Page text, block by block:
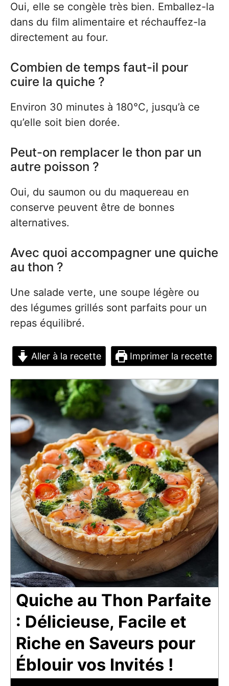
Oui, elle se congèle très bien. Emballez-la
dans du film alimentaire et réchauffez-la
directement au four.
Combien de temps faut-il pour
cuire la quiche ?
Environ 30 minutes à 180°C, jusqu’à ce
qu’elle soit bien dorée.
Peut-on remplacer le thon par un
autre poisson ?
Oui, du saumon ou du maquereau en
conserve peuvent être de bonnes
alternatives.
Avec quoi accompagner une quiche
au thon ?
Une salade verte, une soupe légère ou
des légumes grillés sont parfaits pour un
repas équilibré.
Aller à la recette Imprimer la recette
Quiche au Thon Parfaite
: Délicieuse, Facile et
Riche en Saveurs pour
Éblouir vos Invités !